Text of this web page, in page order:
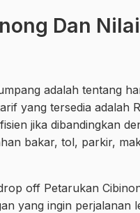
Dan
adalah tentang
yang tersedia adalah
jika dibandingkan
bakar, tol, parkir,
off Petarukan
yang ingin perjalanan